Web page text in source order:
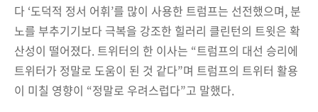
다 ‘도덕적 정서 어휘’를 많이 사용한 트럼프는 선전했으며, 분
노를 부추기기보다 극복을 강조한 힐러리 클린턴의 트윗은 확
산성이 떨어졌다. 트위터의 한 이사는 “트럼프의 대선 승리에
트위터가 정말로 도움이 된 것 같다”며 트럼프의 트위터 활용
이 미칠 영향이 “정말로 우려스럽다”고 말했다.